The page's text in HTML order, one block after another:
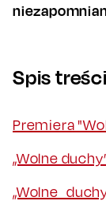
Spis
Premiera
„Wolne
„Wolne